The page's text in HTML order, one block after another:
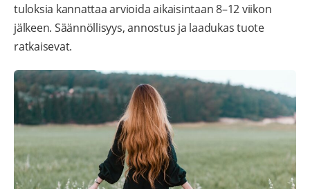
tuloksia kannattaa arvioida aikaisintaan 8–12 viikon
jälkeen. Säännöllisyys, annostus ja laadukas tuote
ratkaisevat.